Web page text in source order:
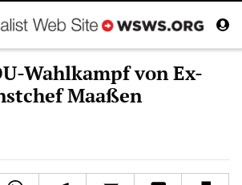
Wahlkampf von Ex-
Maaßen